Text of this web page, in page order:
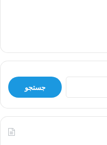
جستجو
برای: